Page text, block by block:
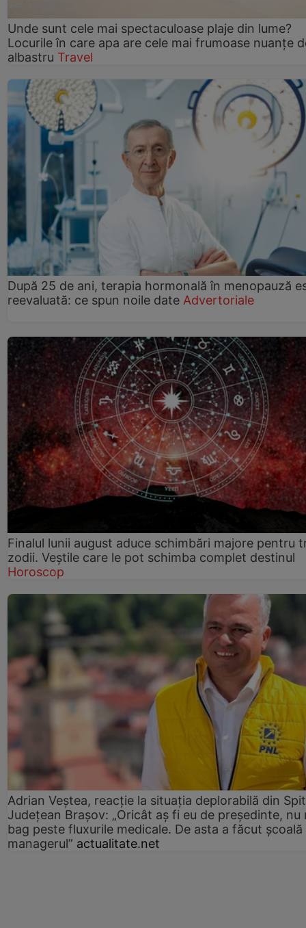
Unde sunt cele mai spectaculoase plaje din lume?
Locurile în care apa are cele mai frumoase nuanțe
albastru Travel
După 25 de ani, terapia hormonală în menopauză
reevaluată: ce spun noile date Advertoriale
Finalul lunii august aduce schimbări majore pentru
zodii. Veștile care le pot schimba complet destinul
Horoscop
Adrian Veștea, reacție la situația deplorabilă din
Județean Brașov: „Oricât aș fi eu de președinte, nu
bag peste fluxurile medicale. De asta a făcut școală
managerul” actualitate.net